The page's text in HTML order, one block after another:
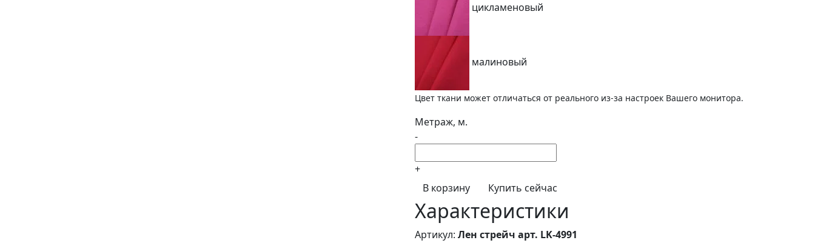
цикламеновый
малиновый
Цвет ткани может отличаться от реального из-за настроек Вашего монитора.
Метраж, м.
-
+
В корзину
Купить сейчас
Характеристики
Артикул: Лен стрейч арт. LK-4991